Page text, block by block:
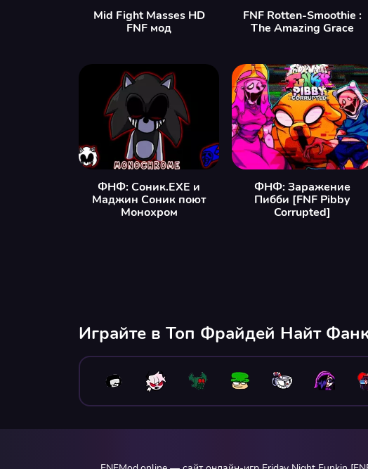
Mid Fight Masses HD
FNF мод
FNF Rotten-Smoothie :
The Amazing Grace
ФНФ: Соник.EXE и
Маджин Соник поют
Монохром
ФНФ: Заражение
Пибби [FNF Pibby
Corrupted]
Играйте в Топ Фрайдей Найт